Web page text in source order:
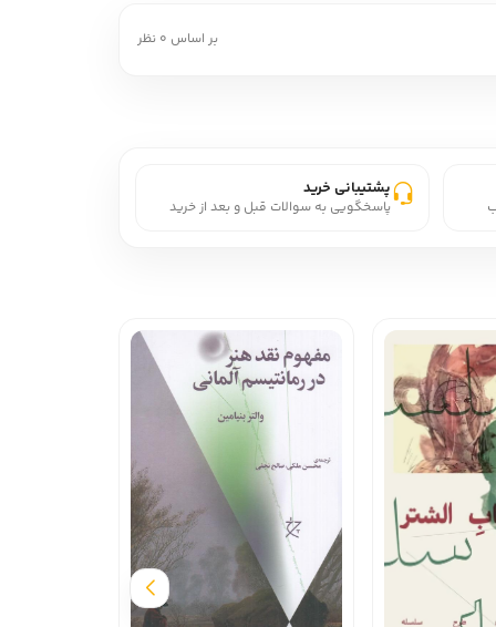
بر اساس 0 نظر
پشتیبانی خرید
پاسخگویی به سوالات قبل و بعد از خرید